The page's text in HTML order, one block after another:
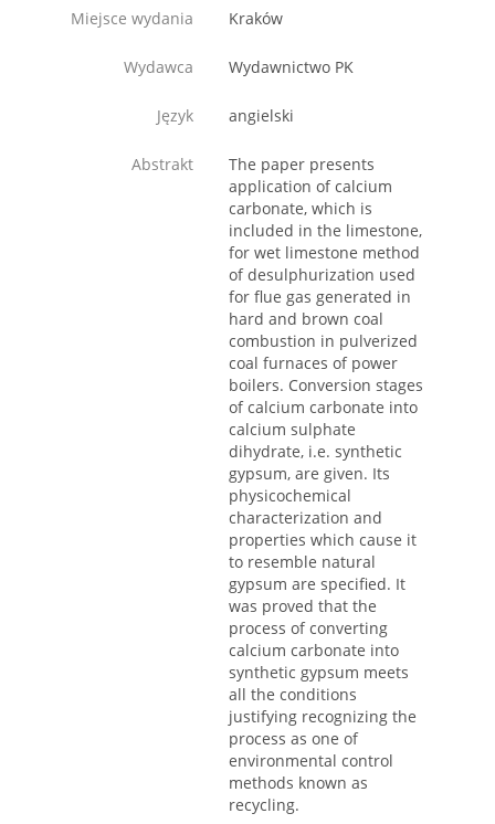
Miejsce wydania Kraków
Wydawca Wydawnictwo PK
Język angielski
Abstrakt
The paper presents
application of calcium
carbonate, which is
included in the limestone,
for wet limestone method
of desulphurization used
for flue gas generated in
hard and brown coal
combustion in pulverized
coal furnaces of power
boilers. Conversion stages
of calcium carbonate into
calcium sulphate
dihydrate, i.e. synthetic
gypsum, are given. Its
physicochemical
characterization and
properties which cause it
to resemble natural
gypsum are specified. It
was proved that the
process of converting
calcium carbonate into
synthetic gypsum meets
all the conditions
justifying recognizing the
process as one of
environmental control
methods known as
recycling.